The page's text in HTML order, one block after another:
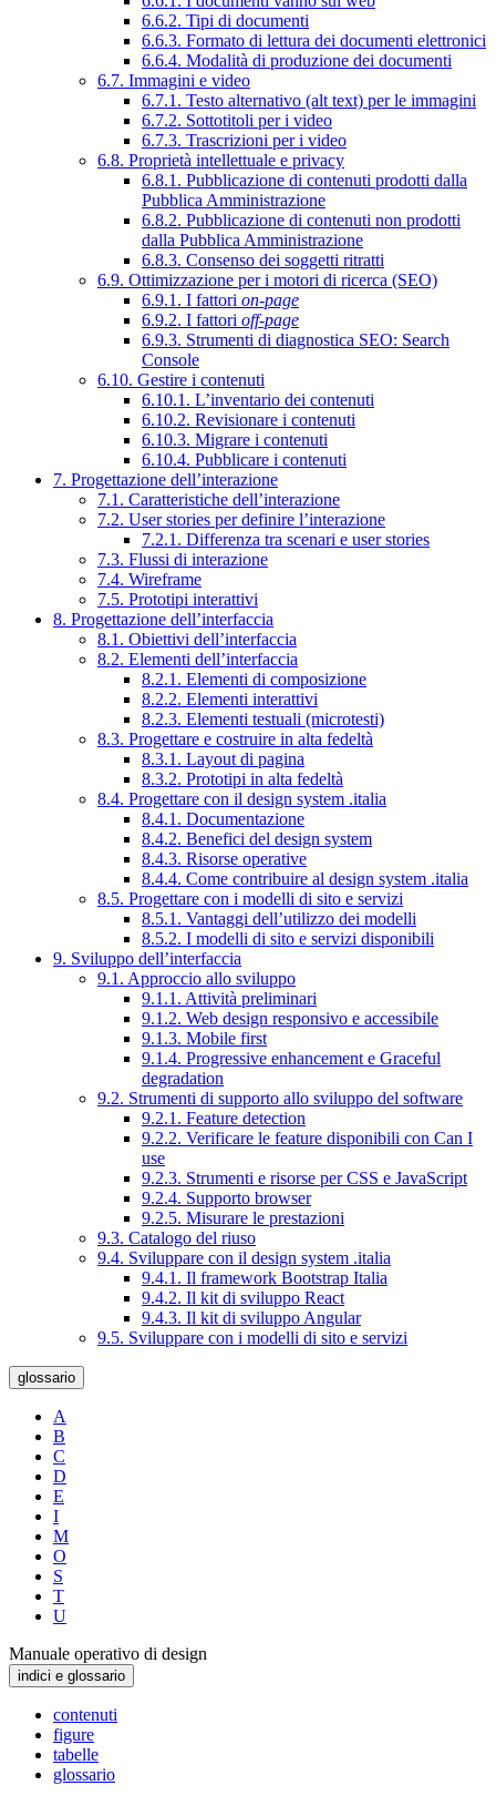
6.6.2. Tipi di documenti
6.6.3. Formato di lettura dei documenti elettronici
6.6.4. Modalità di produzione dei documenti
6.7. Immagini e video
6.7.1. Testo alternativo (alt text) per le immagini
6.7.2. Sottotitoli per i video
6.7.3. Trascrizioni per i video
6.8. Proprietà intellettuale e privacy
6.8.1. Pubblicazione di contenuti prodotti dalla
Pubblica Amministrazione
6.8.2. Pubblicazione di contenuti non prodotti
dalla Pubblica Amministrazione
6.8.3. Consenso dei soggetti ritratti
6.9. Ottimizzazione per i motori di ricerca (SEO)
6.9.1. I fattori on-page
6.9.2. I fattori off-page
6.9.3. Strumenti di diagnostica SEO: Search
Console
6.10. Gestire i contenuti
6.10.1. L’inventario dei contenuti
6.10.2. Revisionare i contenuti
6.10.3. Migrare i contenuti
6.10.4. Pubblicare i contenuti
7. Progettazione dell’interazione
7.1. Caratteristiche dell’interazione
7.2. User stories per definire l’interazione
7.2.1. Differenza tra scenari e user stories
7.3. Flussi di interazione
7.4. Wireframe
7.5. Prototipi interattivi
8. Progettazione dell’interfaccia
8.1. Obiettivi dell’interfaccia
8.2. Elementi dell’interfaccia
8.2.1. Elementi di composizione
8.2.2. Elementi interattivi
8.2.3. Elementi testuali (microtesti)
8.3. Progettare e costruire in alta fedeltà
8.3.1. Layout di pagina
8.3.2. Prototipi in alta fedeltà
8.4. Progettare con il design system .italia
8.4.1. Documentazione
8.4.2. Benefici del design system
8.4.3. Risorse operative
8.4.4. Come contribuire al design system .italia
8.5. Progettare con i modelli di sito e servizi
8.5.1. Vantaggi dell’utilizzo dei modelli
8.5.2. I modelli di sito e servizi disponibili
9. Sviluppo dell’interfaccia
9.1. Approccio allo sviluppo
9.1.1. Attività preliminari
9.1.2. Web design responsivo e accessibile
9.1.3. Mobile first
9.1.4. Progressive enhancement e Graceful
degradation
9.2. Strumenti di supporto allo sviluppo del software
9.2.1. Feature detection
9.2.2. Verificare le feature disponibili con Can I
use
9.2.3. Strumenti e risorse per CSS e JavaScript
9.2.4. Supporto browser
9.2.5. Misurare le prestazioni
9.3. Catalogo del riuso
9.4. Sviluppare con il design system .italia
9.4.1. Il framework Bootstrap Italia
9.4.2. Il kit di sviluppo React
9.4.3. Il kit di sviluppo Angular
9.5. Sviluppare con i modelli di sito e servizi
glossario
A
B
C
D
E
I
M
O
S
T
U
Manuale operativo di design
indici e glossario
contenuti
figure
tabelle
glossario